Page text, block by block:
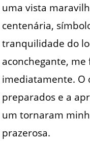
uma vista
centenária,
tranquilidade do
aconchegante,
imediatamente. O
preparados e a
um tornaram
prazerosa.